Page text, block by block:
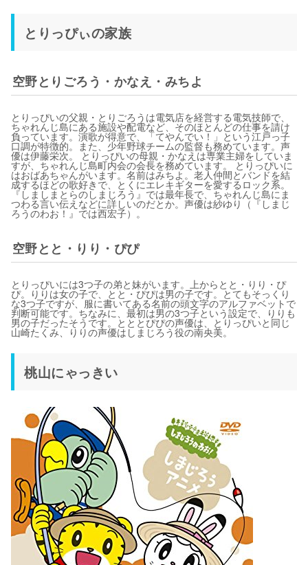
とりっぴぃの家族
空野とりごろう・かなえ・みちよ
とりっぴいの父親・とりごろうは電気店を経営する電気技師で、
ちゃれんじ島にある施設や配電など、そのほとんどの仕事を請け
負っています。演歌が得意で、「てやんでい！」という江戸っ子
口調が特徴的。また、少年野球チームの監督も務めています。声
優は伊藤栄次。 とりっぴいの母親・かなえは専業主婦をしていま
すが、ちゃれんじ島町内会の会長を務めています。 とりっぴいに
はおばあちゃんがいます。名前はみちよ。老人仲間とバンドを結
成するほどの歌好きで、とくにエレキギターを愛するロック系。
『しましまとらのしまじろう』では最年長で、ちゃれんじ島にま
つわる言い伝えなどに詳しいのだとか。声優は紗ゆり（『しまじ
ろうのわお！』では西宏子）。
空野とと・りり・ぴぴ
とりっぴいには3つ子の弟と妹がいます。上からとと・りり・ぴ
ぴ。りりは女の子で、とと・ぴぴは男の子です。とてもそっくり
な3つ子ですが、服に書いてある名前の頭文字のアルファベットで
判断可能です。ちなみに、最初は男の3つ子という設定で、りりも
男の子だったそうです。とととぴぴの声優は、とりっぴいと同じ
山崎たくみ、りりの声優はしまじろう役の南央美。
桃山にゃっきい